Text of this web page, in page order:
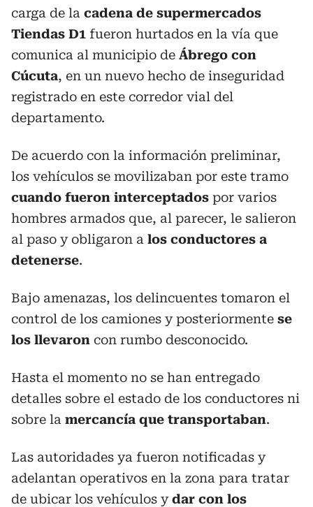
carga de la cadena de supermercados
Tiendas D1 fueron hurtados en la vía que
comunica al municipio de Ábrego con
Cúcuta, en un nuevo hecho de inseguridad
registrado en este corredor vial del
departamento.
De acuerdo con la información preliminar,
los vehículos se movilizaban por este tramo
cuando fueron interceptados por varios
hombres armados que, al parecer, le salieron
al paso y obligaron a los conductores a
detenerse.
Bajo amenazas, los delincuentes tomaron el
control de los camiones y posteriormente se
los llevaron con rumbo desconocido.
Hasta el momento no se han entregado
detalles sobre el estado de los conductores ni
sobre la mercancía que transportaban.
Las autoridades ya fueron notificadas y
adelantan operativos en la zona para tratar
de ubicar los vehículos ydar con los